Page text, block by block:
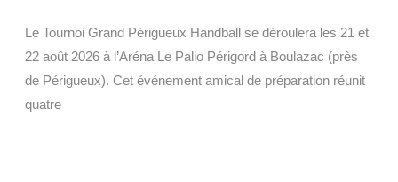
Le Tournoi Grand Périgueux Handball se déroulera les 21 et
22 août 2026 à l’Aréna Le Palio Périgord à Boulazac (près
de Périgueux). Cet événement amical de préparation réunit
quatre